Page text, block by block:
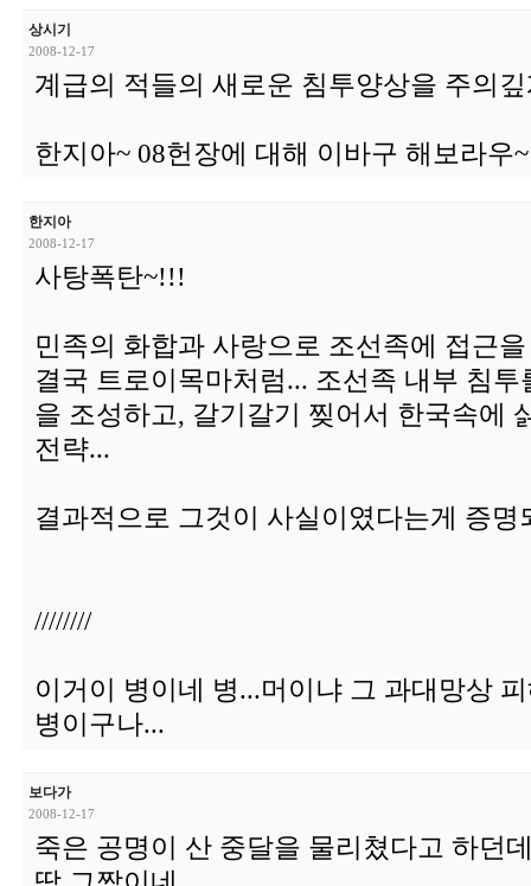
상시기
2008-12-17
계급의 적들의 새로운 침투양상을 주의
한지아~ 08헌장에 대해 이바구 해보라우~
한지아
2008-12-17
사탕폭탄~!!!
민족의 화합과 사랑으로 조선족에 접근
결국 트로이목마처럼... 조선족 내부 침
을 조성하고, 갈기갈기 찢어서 한국속에
전략...
결과적으로 그것이 사실이였다는게 증
////////
이거이 병이네 병...머이냐 그 과대망상
병이구나...
보다가
2008-12-17
죽은 공명이 산 중달을 물리쳤다고 하던